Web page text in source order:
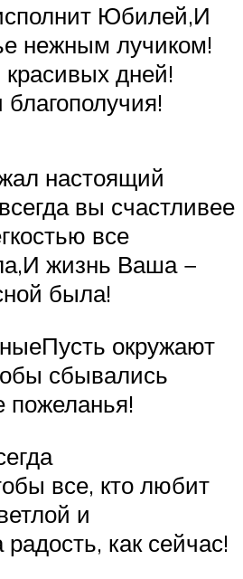
Юбилей,И
нежным лучиком!
красивых дней!
настоящий
вы счастливее
все
жизнь Ваша −
была!
окружают
сбывались
все, кто любит
и
как сейчас!